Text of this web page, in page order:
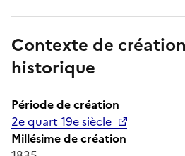
Contexte de
historique
Période de création
2e quart 19e siècle
Millésime de création